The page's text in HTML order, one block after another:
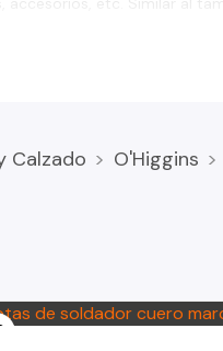
a todo Chile.
poder ayudar.
Calzado O'Higgins